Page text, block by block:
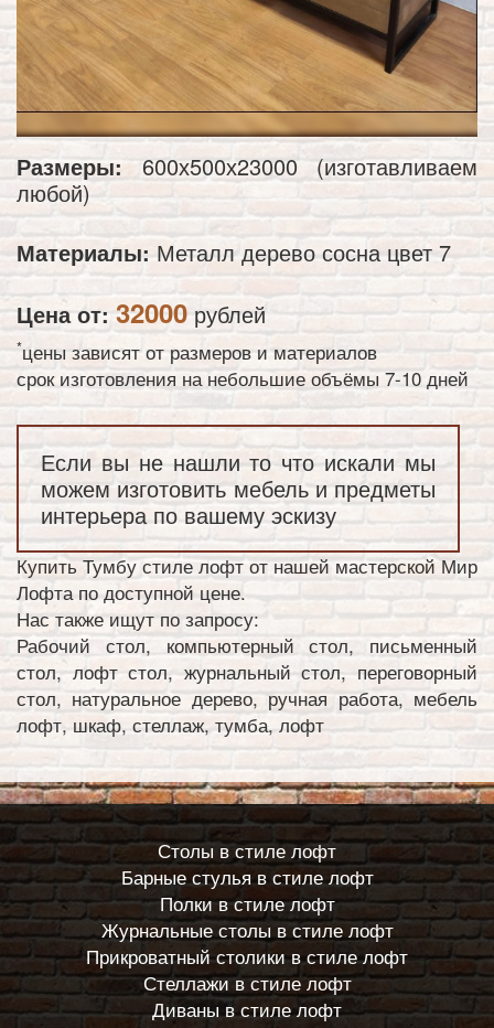
Размеры: 600х500х23000 (изготавливаем
любой)
Материалы: Металл дерево сосна цвет 7
Цена от: 32000 рублей
*цены зависят от размеров и материалов
срок изготовления на небольшие объёмы 7-10 дней
Если вы не нашли то что искали мы
можем изготовить мебель и предметы
интерьера по вашему эскизу
Купить Тумбу стиле лофт от нашей мастерской Мир
Лофта по доступной цене.
Нас также ищут по запросу:
Рабочий стол, компьютерный стол, письменный
стол, лофт стол, журнальный стол, переговорный
стол, натуральное дерево, ручная работа, мебель
лофт, шкаф, стеллаж, тумба, лофт
Столы в стиле лофт
Барные стулья в стиле лофт
Полки в стиле лофт
Журнальные столы в стиле лофт
Прикроватный столики в стиле лофт
Стеллажи в стиле лофт
Диваны в стиле лофт